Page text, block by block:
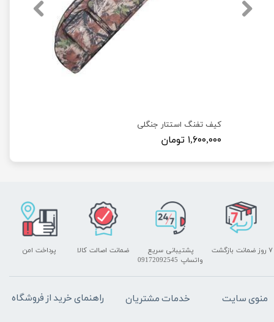
کیف تفنگ استتار جنگلی
۱,۶۰۰,۰۰۰ تومان
پشتیبانی سریع
واتساپ 09172092545
پرداخت امن ۷ روز ضمانت بازگشت ضمانت اصالت کالا
راهنمای خرید از فروشگاه خدمات مشتریان منوی سایت